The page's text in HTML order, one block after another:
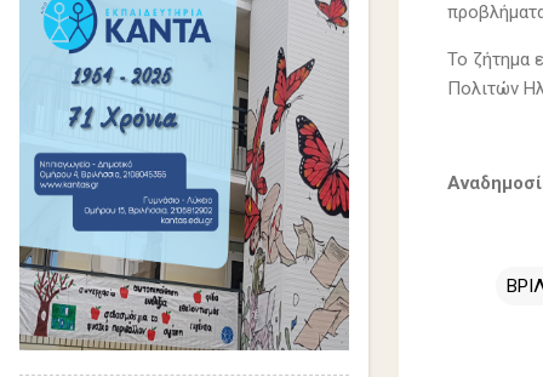
Το ζήτημα
Πολιτών